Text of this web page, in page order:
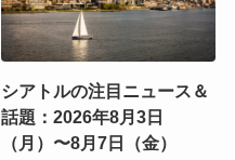
シアトルの注目ニュース＆
話題：2026年8月3日
（月）〜8月7日（金）